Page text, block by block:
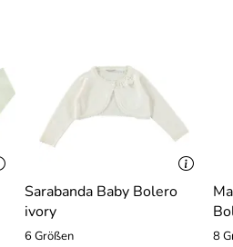
Sarabanda Baby Bolero
ivory
6 Größen 8